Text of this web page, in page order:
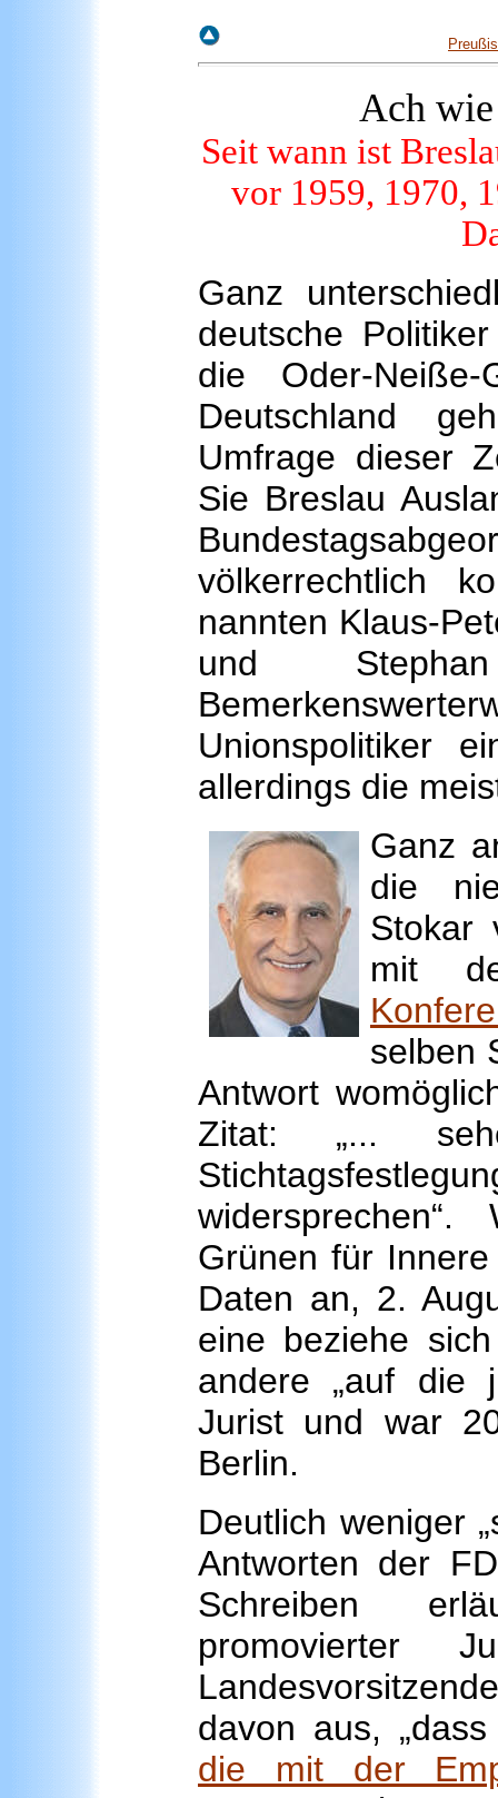
Ach
Seit wann ist
vor 1959, 1970,
Ganz
deutsche
die Oder-
Deutschland
Umfrage dieser
Sie Breslau
völkerrechtlich
nannten Klaus-
und
Unionspolitiker
allerdings die
Ganz
die
Stokar
mit
selben
Antwort
Zitat: „...
Grünen für
Daten an, 2.
eine beziehe
andere „auf die
Jurist und war
Berlin.
Deutlich weniger
Antworten der
Schreiben
promovierter
davon aus,
die mit der